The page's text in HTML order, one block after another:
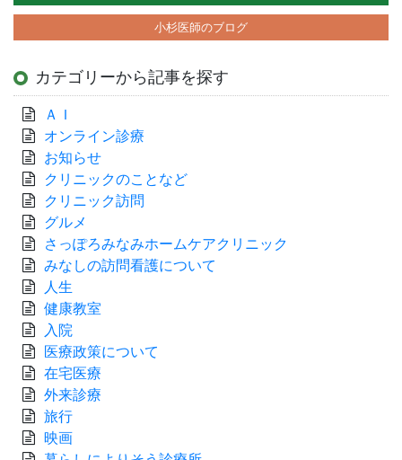
小杉医師のブログ
カテゴリーから記事を探す
ＡＩ
オンライン診療
お知らせ
クリニックのことなど
クリニック訪問
グルメ
さっぽろみなみホームケアクリニック
みなしの訪問看護について
人生
健康教室
入院
医療政策について
在宅医療
外来診療
旅行
映画